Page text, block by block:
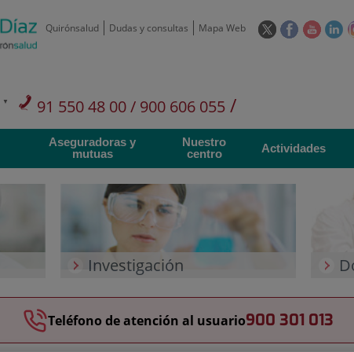
Quirónsalud Dudas y consultas Mapa Web
Este
ventana
nueva.
Este
ventana
nueva.
Este
nueva.
91 550 48 00 / 900 606 055/
Privados: 91 090 05 16
Aseguradoras y
mutuas
Nuestro
centro
Actividades
Investigación
Teléfono de atención al usuario900 301 013